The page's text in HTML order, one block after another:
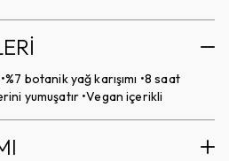
botanik yağ karışımı •8 saat
yumuşatır •Vegan içerikli